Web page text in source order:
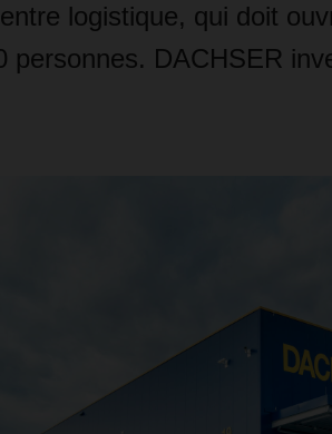
logistique, qui doit
personnes. DACHSER